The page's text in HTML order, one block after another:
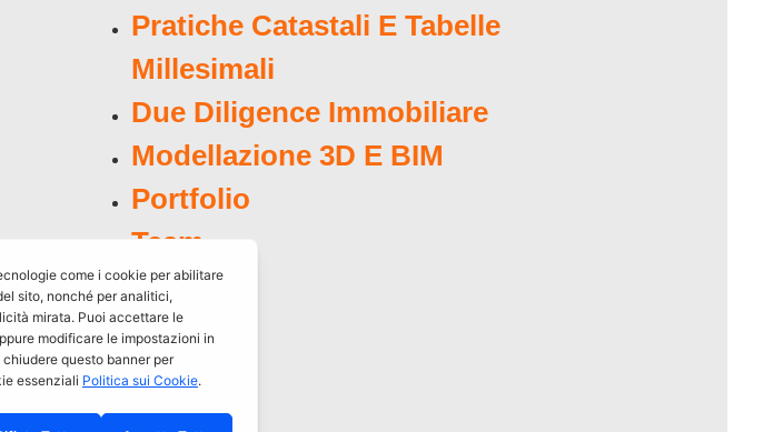
Pratiche Catastali E Tabelle
Millesimali
Due Diligence Immobiliare
Modellazione 3D E BIM
Portfolio
Team
Blog
Contatti